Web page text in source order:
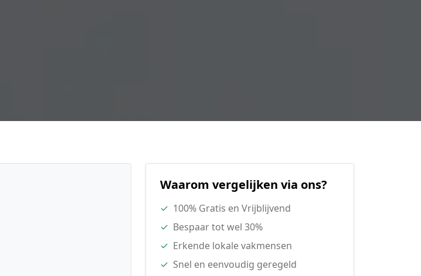
Waarom vergelijken via ons?
✓ 100% Gratis en Vrijblijvend
✓ Bespaar tot wel 30%
✓ Erkende lokale vakmensen
✓ Snel en eenvoudig geregeld